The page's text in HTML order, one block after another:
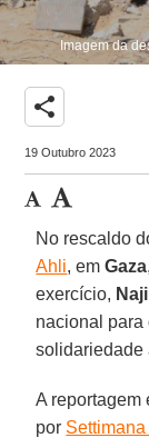
Imagem da
share
19 Outubro 2023
No rescaldo
Ahli, emGaza
exercício,
nacional para
solidariedade
A reportagem
por